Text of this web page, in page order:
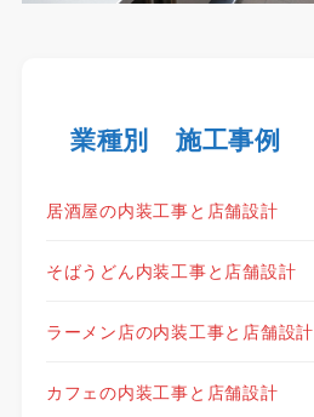
業種別 施工事例
居酒屋の内装工事と店舗設計
そばうどん内装工事と店舗設計
ラーメン店の内装工事と店舗設計
カフェの内装工事と店舗設計